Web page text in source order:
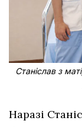
Станіслав з
Наразі